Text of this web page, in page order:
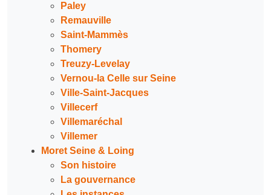
Paley
Remauville
Saint-Mammès
Thomery
Treuzy-Levelay
Vernou-la Celle sur Seine
Ville-Saint-Jacques
Villecerf
Villemaréchal
Villemer
Moret Seine & Loing
Son histoire
La gouvernance